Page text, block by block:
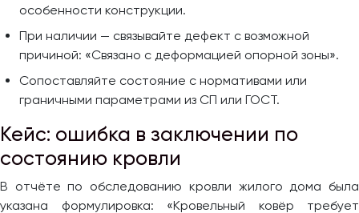
особенности конструкции.
При наличии — связывайте дефект с возможной
причиной: «Связано с деформацией опорной зоны».
Сопоставляйте состояние с нормативами или
граничными параметрами из СП или ГОСТ.
Кейс: ошибка в заключении по
состоянию кровли
В отчёте по обследованию кровли жилого дома была
указана формулировка: «Кровельный ковёр требует